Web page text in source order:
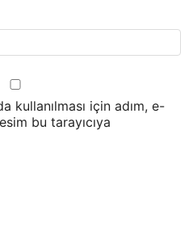
kullanılması için adım, e-
bu tarayıcıya